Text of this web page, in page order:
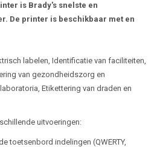
is Brady's snelste en
De printer is beschikbaar met en
labelen, Identificatie van faciliteiten,
van gezondheidszorg en
Etikettering van draden en
uitvoeringen:
toetsenbord indelingen (QWERTY,